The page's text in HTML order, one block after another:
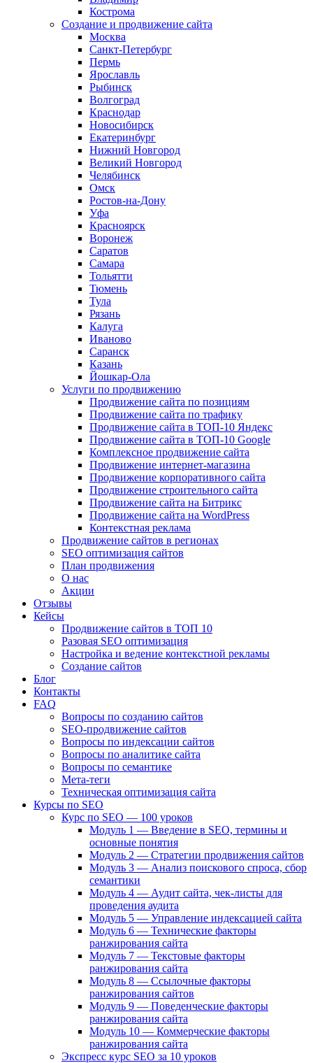
Кострома
Создание и продвижение сайта
Москва
Санкт-Петербург
Пермь
Ярославль
Рыбинск
Волгоград
Краснодар
Новосибирск
Екатеринбург
Нижний Новгород
Великий Новгород
Челябинск
Омск
Ростов-на-Дону
Уфа
Красноярск
Воронеж
Саратов
Самара
Тольятти
Тюмень
Тула
Рязань
Калуга
Иваново
Саранск
Казань
Йошкар-Ола
Услуги по продвижению
Продвижение сайта по позициям
Продвижение сайта по трафику
Продвижение сайта в ТОП-10 Яндекс
Продвижение сайта в ТОП-10 Google
Комплексное продвижение сайта
Продвижение интернет-магазина
Продвижение корпоративного сайта
Продвижение строительного сайта
Продвижение сайта на Битрикс
Продвижение сайта на WordPress
Контекстная реклама
Продвижение сайтов в регионах
SEO оптимизация сайтов
План продвижения
О нас
Акции
Отзывы
Кейсы
Продвижение сайтов в ТОП 10
Разовая SEO оптимизация
Настройка и ведение контекстной рекламы
Создание сайтов
Блог
Контакты
FAQ
Вопросы по созданию сайтов
SEO-продвижение сайтов
Вопросы по индексации сайтов
Вопросы по аналитике сайта
Вопросы по семантике
Мета-теги
Техническая оптимизация сайта
Курсы по SEO
Курс по SEO — 100 уроков
Модуль 1 — Введение в SEO, термины и
основные понятия
Модуль 2 — Стратегии продвижения сайтов
Модуль 3 — Анализ поискового спроса, сбор
семантики
Модуль 4 — Аудит сайта, чек-листы для
проведения аудита
Модуль 5 — Управление индексацией сайта
Модуль 6 — Технические факторы
ранжирования сайта
Модуль 7 — Текстовые факторы
ранжирования сайта
Модуль 8 — Ссылочные факторы
ранжирования сайтов
Модуль 9 — Поведенческие факторы
ранжирования сайта
Модуль 10 — Коммерческие факторы
ранжирования сайта
Экспресс курс SEO за 10 уроков